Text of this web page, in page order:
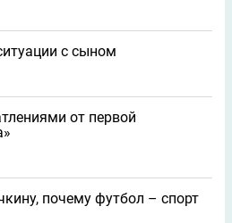
с сыном
от первой
почему футбол – спорт